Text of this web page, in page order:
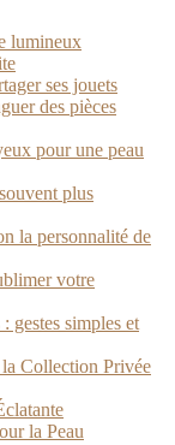
lumineux
ses jouets
des pièces
pour une peau
plus
la personnalité de
votre
gestes simples et
Collection Privée
la Peau